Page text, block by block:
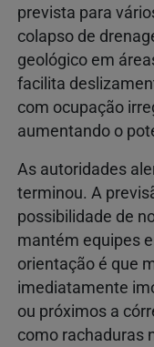
prevista para
colapso de
geológico em
facilita
com ocupação
aumentando o
As autoridades
terminou. A
possibilidade de
mantém equipes
orientação é que
imediatamente
ou próximos a
como rachaduras